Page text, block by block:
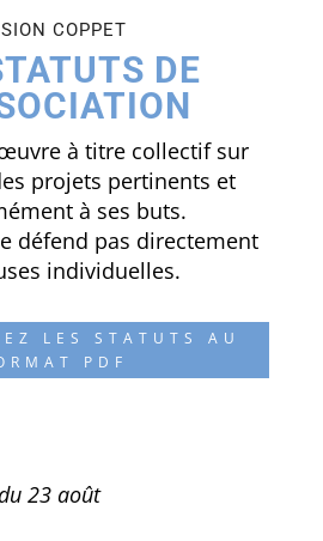
COPPET
DE
œuvre à titre collectif sur
projets pertinents et
à ses buts.
défend pas directement
individuelles.
LES STATUTS AU
PDF
23 août